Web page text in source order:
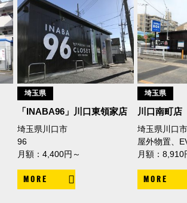
埼玉県
「INABA96」川口東領家店
埼玉県川口市
96
月額：4,400円～
MORE
埼玉県
川口南町店
埼玉県川口市
屋外物置、
月額：8,910
MORE